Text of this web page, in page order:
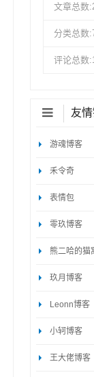
文章总数
分类总数
评论总数
友
游魂博客
禾令奇
表情包
零玖博客
熊二哈的猫
玖月博客
Leonn博客
小轲博客
王大佬博客